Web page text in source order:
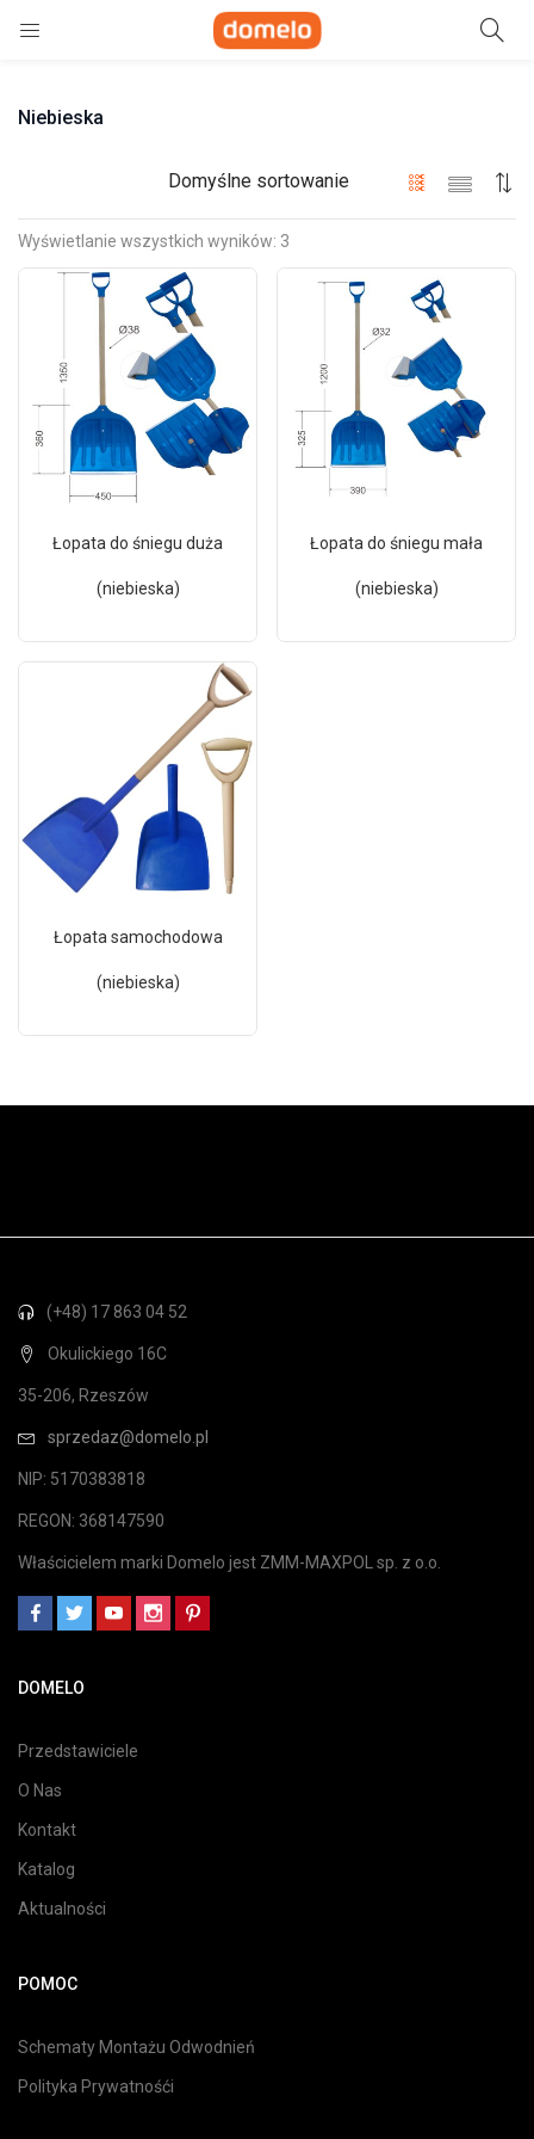
Szukaj
Niebieska
Wyświetlanie wszystkich wyników: 3
Domyślne sortowanie
Łopata do śniegu duża
(niebieska)
Łopata do śniegu mała
(niebieska)
Łopata samochodowa
(niebieska)
(+48) 17 863 04 52
Okulickiego 16C
35-206, Rzeszów
sprzedaz@domelo.pl
NIP: 5170383818
REGON: 368147590
Właścicielem marki Domelo jest ZMM-MAXPOL sp. z o.o.
DOMELO
Przedstawiciele
O Nas
Kontakt
Katalog
Aktualności
POMOC
Schematy Montażu Odwodnień
Polityka Prywatnośći